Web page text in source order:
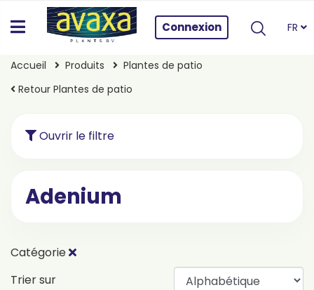
Connexion FR
Accueil Produits
Plantes de patio
Retour Plantes de patio
Ouvrir le filtre
Adenium
Catégorie
Trier sur